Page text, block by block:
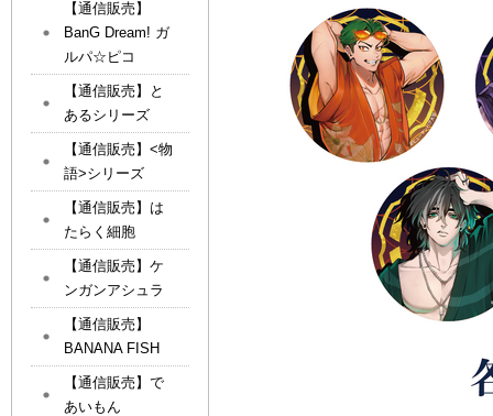
【通信販売】
BanG Dream! ガ
ルパ☆ピコ
【通信販売】と
あるシリーズ
【通信販売】<物
語>シリーズ
【通信販売】は
たらく細胞
【通信販売】ケ
ンガンアシュラ
【通信販売】
BANANA FISH
【通信販売】で
あいもん